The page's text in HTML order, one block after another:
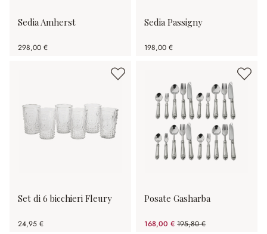
Sedia Amherst
298,00 €
Sedia Passigny
198,00 €
Set di 6 bicchieri Fleury
24,95 €
Posate Gasharba
168,00 € 195,80 €
(risparmio 14.2%)